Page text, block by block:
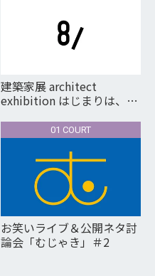
建築家展 architect
exhibition はじまりは、建
01 COURT
お笑いライブ＆公開ネタ討
論会「むじゃき」＃2